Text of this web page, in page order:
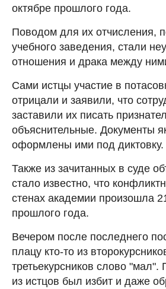
октябре прошлого года.
Поводом для их отчисления,
учебного заведения, стали
отношения и драка между
Сами истцы участие в
отрицали и заявили, что
заставили их писать
объяснительные. Документы
оформлены ими под диктовку.
Также из зачитанных в суде
стало известно, что
стенах академии произошла
прошлого года.
Вечером после последнего
плацу кто-то из
третьекурсников слово "мал".
из истцов был избит и даже